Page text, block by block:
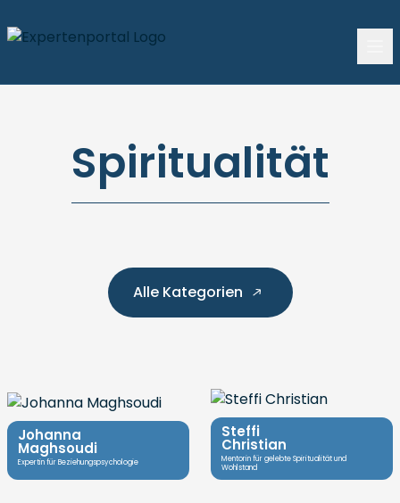
Spiritualität
Alle Kategorien
Johanna
Maghsoudi
Expertin für Beziehungspsychologie
Steffi
Christian
Mentorin für gelebte Spiritualität und
Wohlstand